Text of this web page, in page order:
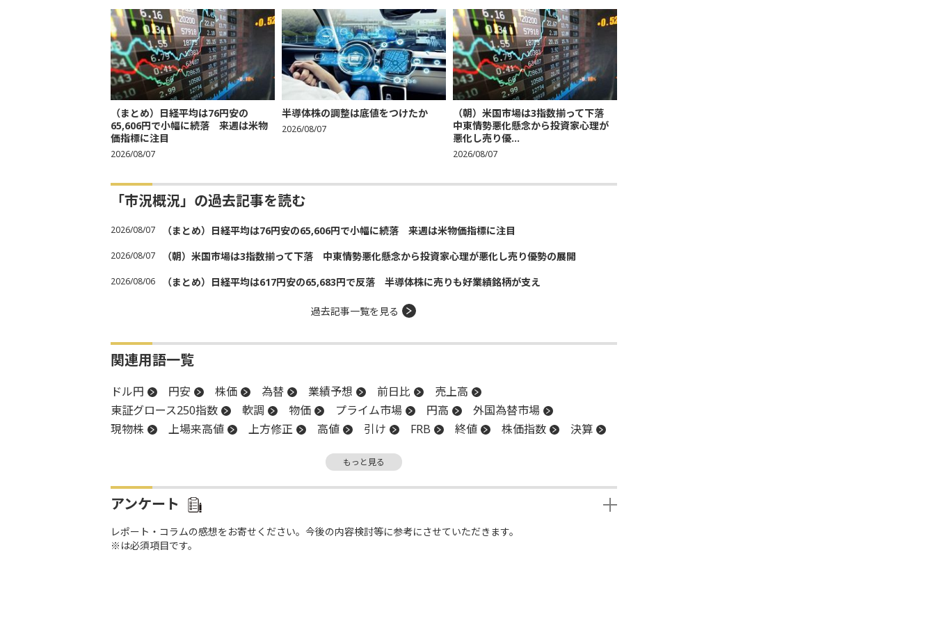
（まとめ）日経平均は76円安の
65,606円で小幅に続落 来週は米物
価指標に注目
2026/08/07
半導体株の調整は底値をつけたか
2026/08/07
（朝）米国市場は3指数揃って下落
中東情勢悪化懸念から投資家心理が
悪化し売り優...
2026/08/07
「市況概況」の過去記事を読む
2026/08/07 （まとめ）日経平均は76円安の65,606円で小幅に続落 来週は米物価指標に注目
2026/08/07 （朝）米国市場は3指数揃って下落 中東情勢悪化懸念から投資家心理が悪化し売り優勢の展開
2026/08/06 （まとめ）日経平均は617円安の65,683円で反落 半導体株に売りも好業績銘柄が支え
過去記事一覧を見る
関連用語一覧
ドル円 円安 株価 為替 業績予想 前日比
売上高
東証グロース250指数
軟調 物価 プライム市場 円高
外国為替市場
現物株
上場来高値 上方修正 高値 引け FRB 終値 株価指数
決算
売買代金 ファンド
もっと見る
アンケート
レポート・コラムの感想をお寄せください。今後の内容検討等に参考にさせていただきます。
※は必須項目です。